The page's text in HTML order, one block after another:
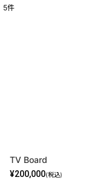
5件
TV Board
¥200,000(税込)